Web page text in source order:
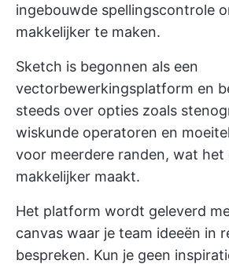
ingebouwde spellingscontrole
makkelijker te maken.
Sketch is begonnen als een
vectorbewerkingsplatform en
steeds over opties zoals
wiskunde operatoren en
voor meerdere randen, wat
makkelijker maakt.
Het platform wordt geleverd
canvas waar je team ideeën in
bespreken. Kun je geen